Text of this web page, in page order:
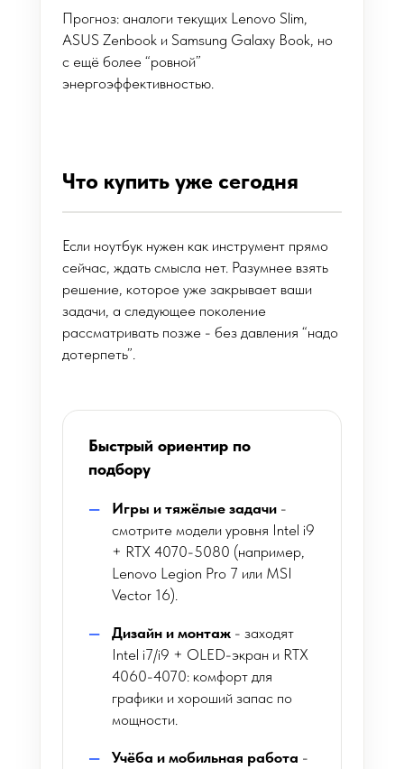
Прогноз: аналоги текущих Lenovo Slim,
ASUS Zenbook и Samsung Galaxy Book, но
с ещё более “ровной”
энергоэффективностью.
Что купить уже сегодня
Если ноутбук нужен как инструмент прямо
сейчас, ждать смысла нет. Разумнее взять
решение, которое уже закрывает ваши
задачи, а следующее поколение
рассматривать позже - без давления “надо
дотерпеть”.
Быстрый ориентир по
подбору
Игры и тяжёлые задачи -
смотрите модели уровня Intel i9
+ RTX 4070-5080 (например,
Lenovo Legion Pro 7 или MSI
Vector 16).
Дизайн и монтаж - заходят
Intel i7/i9 + OLED-экран и RTX
4060-4070: комфорт для
графики и хороший запас по
мощности.
Учёба и мобильная работа -